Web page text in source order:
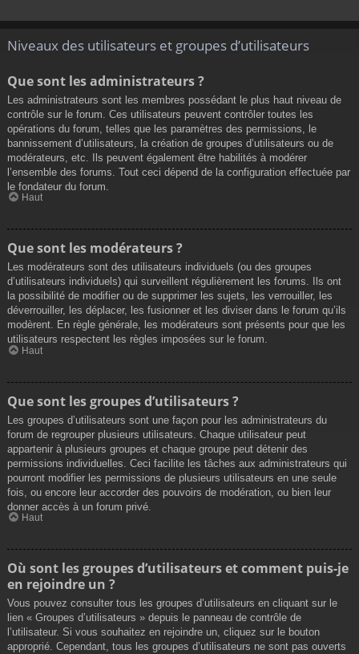
Niveaux des utilisateurs et groupes d’utilisateurs
Que sont les administrateurs ?
Les administrateurs sont les membres possédant le plus haut niveau de
contrôle sur le forum. Ces utilisateurs peuvent contrôler toutes les
opérations du forum, telles que les paramètres des permissions, le
bannissement d’utilisateurs, la création de groupes d’utilisateurs ou de
modérateurs, etc. Ils peuvent également être habilités à modérer
l’ensemble des forums. Tout ceci dépend de la configuration effectuée par
le fondateur du forum.
Haut
Que sont les modérateurs ?
Les modérateurs sont des utilisateurs individuels (ou des groupes
d’utilisateurs individuels) qui surveillent régulièrement les forums. Ils ont
la possibilité de modifier ou de supprimer les sujets, les verrouiller, les
déverrouiller, les déplacer, les fusionner et les diviser dans le forum qu’ils
modèrent. En règle générale, les modérateurs sont présents pour que les
utilisateurs respectent les règles imposées sur le forum.
Haut
Que sont les groupes d’utilisateurs ?
Les groupes d’utilisateurs sont une façon pour les administrateurs du
forum de regrouper plusieurs utilisateurs. Chaque utilisateur peut
appartenir à plusieurs groupes et chaque groupe peut détenir des
permissions individuelles. Ceci facilite les tâches aux administrateurs qui
pourront modifier les permissions de plusieurs utilisateurs en une seule
fois, ou encore leur accorder des pouvoirs de modération, ou bien leur
donner accès à un forum privé.
Haut
Où sont les groupes d’utilisateurs et comment puis-je
en rejoindre un ?
Vous pouvez consulter tous les groupes d’utilisateurs en cliquant sur le
lien « Groupes d’utilisateurs » depuis le panneau de contrôle de
l’utilisateur. Si vous souhaitez en rejoindre un, cliquez sur le bouton
approprié. Cependant, tous les groupes d’utilisateurs ne sont pas ouverts